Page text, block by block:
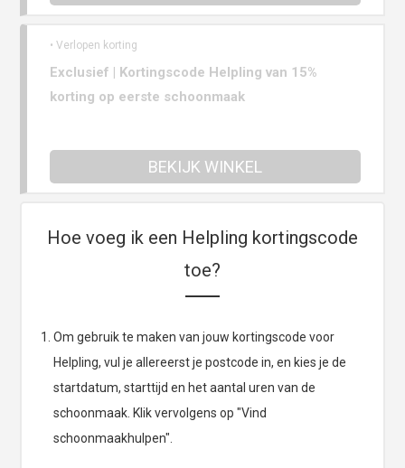
• Verlopen korting
Exclusief | Kortingscode Helpling van 15%
korting op eerste schoonmaak
BEKIJK WINKEL
Hoe voeg ik een Helpling kortingscode
toe?
Om gebruik te maken van jouw kortingscode voor
Helpling, vul je allereerst je postcode in, en kies je de
startdatum, starttijd en het aantal uren van de
schoonmaak. Klik vervolgens op "Vind
schoonmaakhulpen".